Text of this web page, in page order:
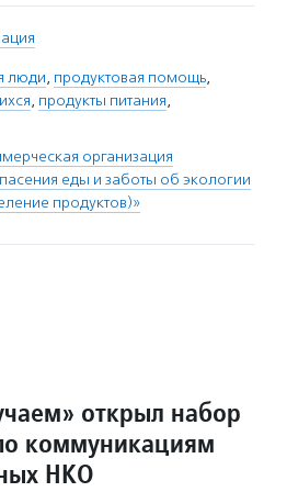
люди, продуктовая помощь,
, продукты питания,
организация
еды и заботы об экологии
продуктов)»
открыл набор
коммуникациям
НКО